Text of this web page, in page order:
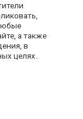
а также
в
целях..